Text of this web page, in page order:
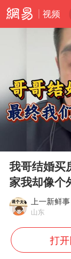
视频
Play
我哥结婚买
家我却像个
上一新鲜事
山东
打